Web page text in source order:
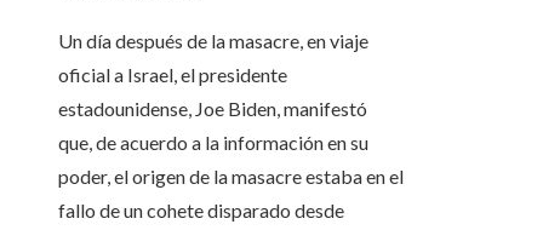
Un día después de la masacre, en viaje
oficial a Israel, el presidente
estadounidense, Joe Biden, manifestó
que, de acuerdo a la información en su
poder, el origen de la masacre estaba en el
fallo de un cohete disparado desde